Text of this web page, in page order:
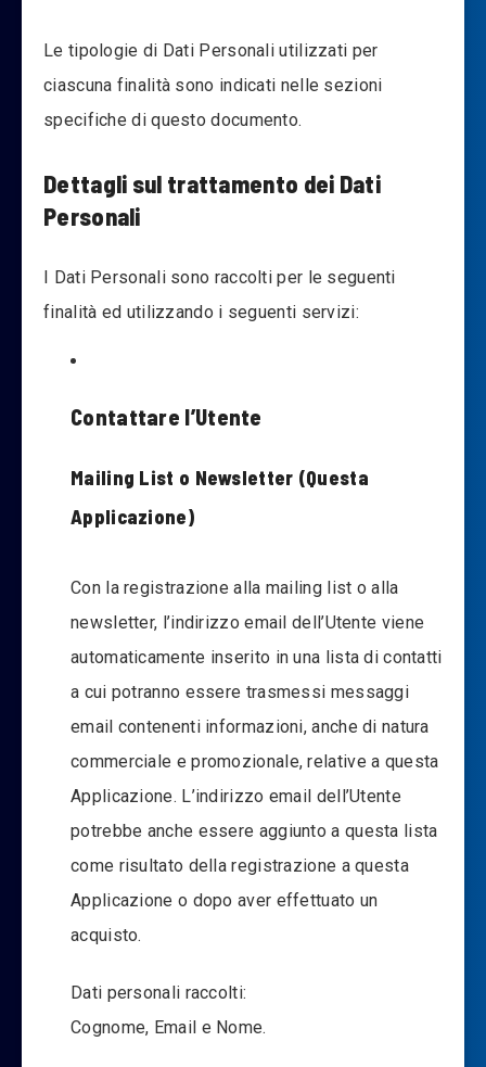
Le tipologie di Dati Personali utilizzati per
ciascuna finalità sono indicati nelle sezioni
specifiche di questo documento.
Dettagli sul trattamento dei Dati
Personali
I Dati Personali sono raccolti per le seguenti
finalità ed utilizzando i seguenti servizi:
Contattare l’Utente
Mailing List o Newsletter (Questa
Applicazione)
Con la registrazione alla mailing list o alla
newsletter, l’indirizzo email dell’Utente viene
automaticamente inserito in una lista di contatti
a cui potranno essere trasmessi messaggi
email contenenti informazioni, anche di natura
commerciale e promozionale, relative a questa
Applicazione. L’indirizzo email dell’Utente
potrebbe anche essere aggiunto a questa lista
come risultato della registrazione a questa
Applicazione o dopo aver effettuato un
acquisto.
Dati personali raccolti:
Cognome, Email e Nome.